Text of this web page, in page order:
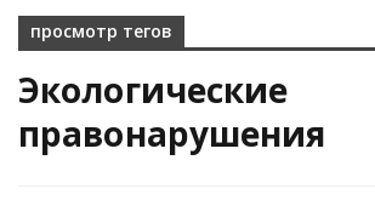
просмотр тегов
Экологические
правонарушения